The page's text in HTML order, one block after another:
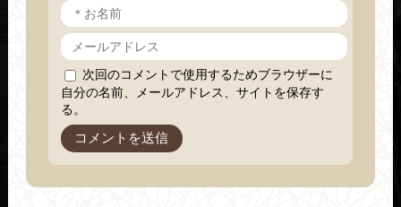
次回のコメントで使用するためブラウザーに
自分の名前、メールアドレス、サイトを保存す
る。